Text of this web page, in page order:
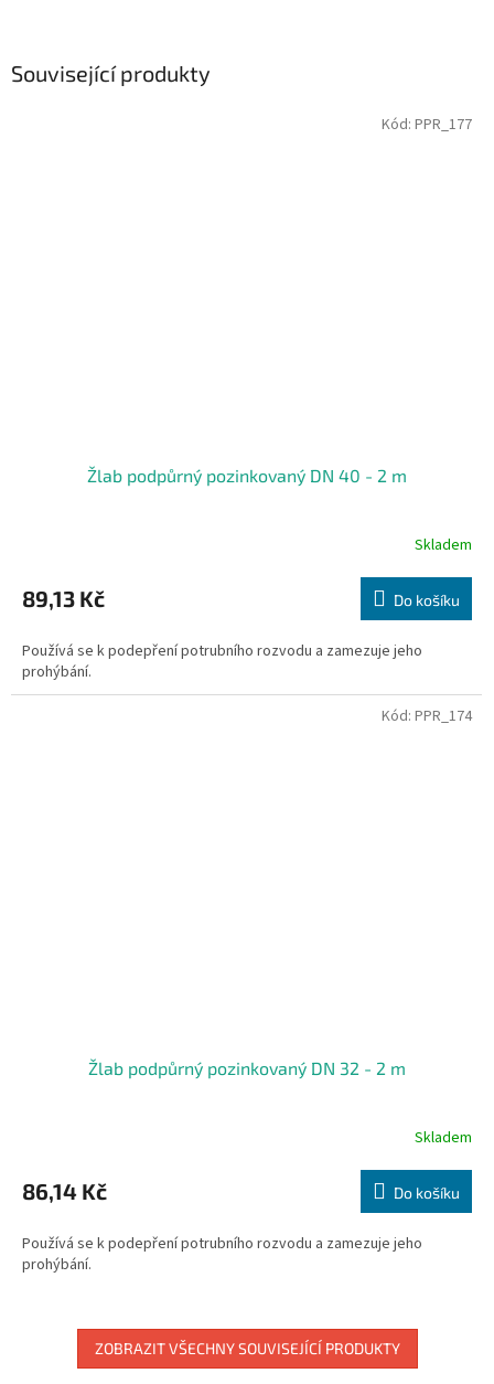
Související produkty
Žlab podpůrný pozinkovaný DN 40 - 2 m
Skladem
89,13 Kč Do košíku
Používá se k podepření potrubního rozvodu a zamezuje jeho
prohýbání.
Kód: PPR_177
Žlab podpůrný pozinkovaný DN 32 - 2 m
Skladem
86,14 Kč Do košíku
Používá se k podepření potrubního rozvodu a zamezuje jeho
prohýbání.
Kód: PPR_174
ZOBRAZIT VŠECHNY SOUVISEJÍCÍ PRODUKTY